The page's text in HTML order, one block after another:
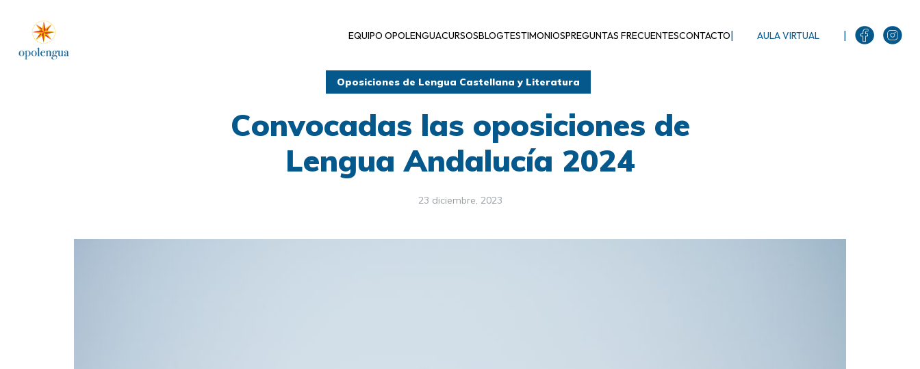
EQUIPO OPOLENGUACURSOSBLOGTESTIMONIOSPREGUNTAS FRECUENTESCONTACTO| AULA VIRTUAL |
Oposiciones de Lengua Castellana y Literatura
Convocadas las oposiciones de
Lengua Andalucía 2024
23 diciembre, 2023